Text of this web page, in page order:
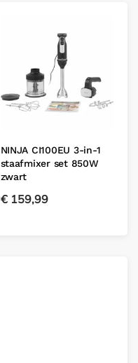
NINJA CI100EU 3-in-1
staafmixer set 850W
zwart
€159,99